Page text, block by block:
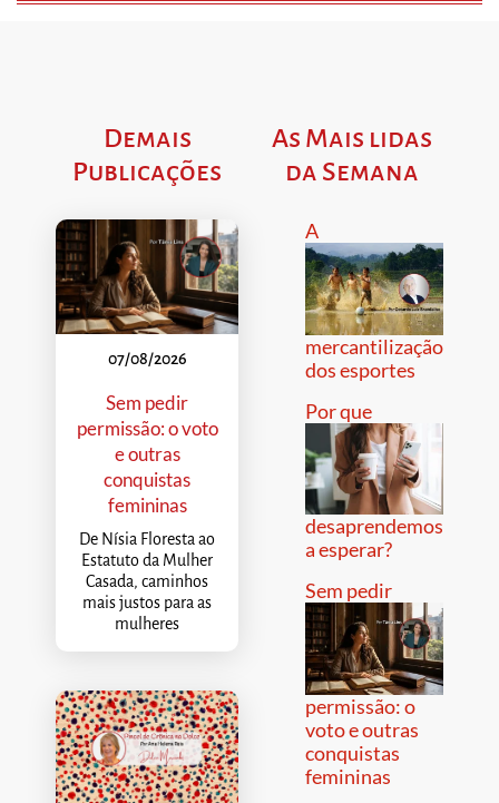
Demais
Publicações
07/08/2026
Sem pedir
permissão: o voto
e outras
conquistas
femininas
De Nísia Floresta ao
Estatuto da Mulher
Casada, caminhos
mais justos para as
mulheres
As Mais lidas
da Semana
A
mercantilização
dos esportes
Por que
desaprendemos
a esperar?
Sem pedir
permissão: o
voto e outras
conquistas
femininas